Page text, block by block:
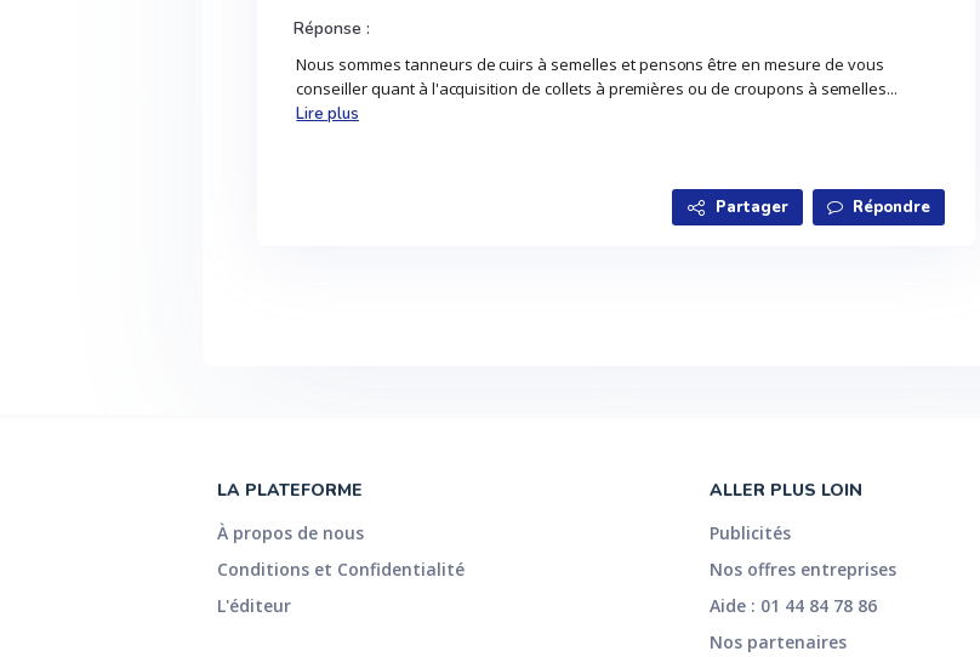
Réponse :
Nous sommes tanneurs de cuirs à semelles et pensons être en mesure de vous
conseiller quant à l'acquisition de collets à premières ou de croupons à semelles...
Lire plus
Partager Répondre
LA PLATEFORME
À propos de nous
Conditions et Confidentialité
L'éditeur
ALLER PLUS LOIN
Publicités
Nos offres entreprises
Aide : 01 44 84 78 86
Nos partenaires